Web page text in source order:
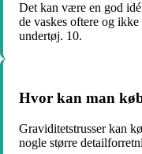
Det kan være en god
de vaskes oftere og
undertøj. 10.
Hvor kan man
Graviditetstrusser kan
nogle større